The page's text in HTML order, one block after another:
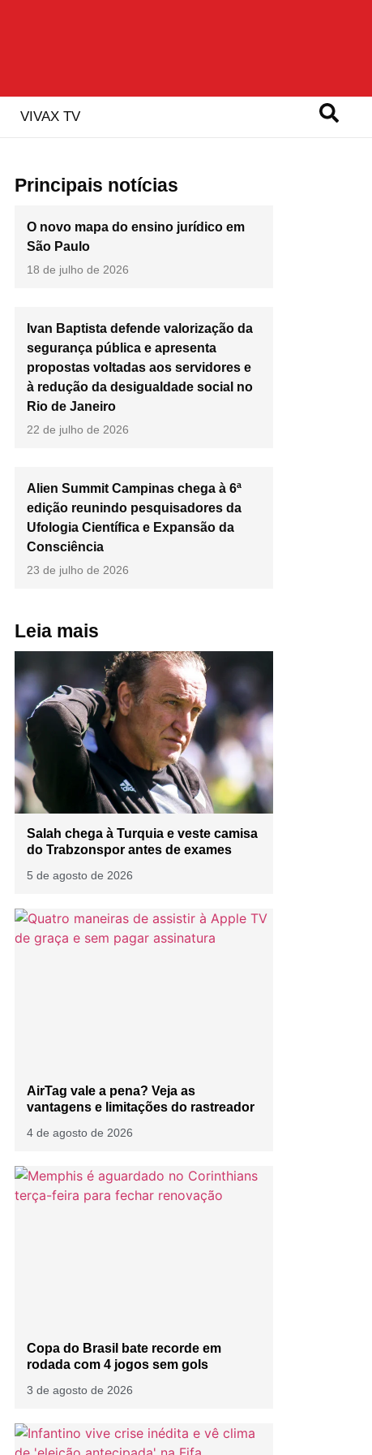
VIVAX TV
Principais notícias
O novo mapa do ensino jurídico em
São Paulo
18 de julho de 2026
Ivan Baptista defende valorização da
segurança pública e apresenta
propostas voltadas aos servidores e
à redução da desigualdade social no
Rio de Janeiro
22 de julho de 2026
Alien Summit Campinas chega à 6ª
edição reunindo pesquisadores da
Ufologia Científica e Expansão da
Consciência
23 de julho de 2026
Leia mais
Salah chega à Turquia e veste camisa
do Trabzonspor antes de exames
5 de agosto de 2026
AirTag vale a pena? Veja as
vantagens e limitações do rastreador
4 de agosto de 2026
Copa do Brasil bate recorde em
rodada com 4 jogos sem gols
3 de agosto de 2026